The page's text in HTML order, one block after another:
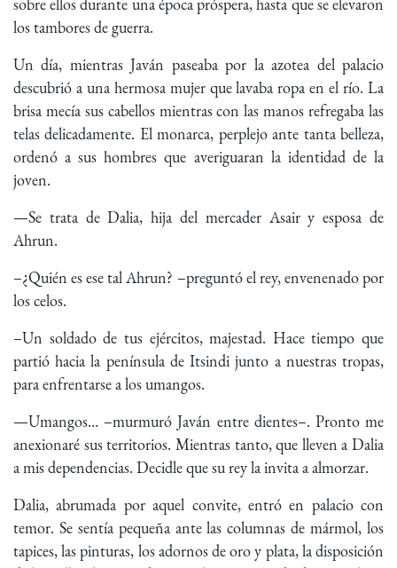
sobre ellos durante una época próspera, hasta que se elevaron
los tambores de guerra.
Un día, mientras Javán paseaba por la azotea del palacio
descubrió a una hermosa mujer que lavaba ropa en el río. La
brisa mecía sus cabellos mientras con las manos refregaba las
telas delicadamente. El monarca, perplejo ante tanta belleza,
ordenó a sus hombres que averiguaran la identidad de la
joven.
—Se trata de Dalia, hija del mercader Asair y esposa de
Ahrun.
–¿Quién es ese tal Ahrun? –preguntó el rey, envenenado por
los celos.
–Un soldado de tus ejércitos, majestad. Hace tiempo que
partió hacia la península de Itsindi junto a nuestras tropas,
para enfrentarse a los umangos.
—Umangos… –murmuró Javán entre dientes–. Pronto me
anexionaré sus territorios. Mientras tanto, que lleven a Dalia
a mis dependencias. Decidle que su rey la invita a almorzar.
Dalia, abrumada por aquel convite, entró en palacio con
temor. Se sentía pequeña ante las columnas de mármol, los
tapices, las pinturas, los adornos de oro y plata, la disposición